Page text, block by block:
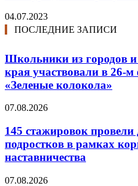
04.07.2023
ПОСЛЕДНИЕ ЗАПИСИ
Школьники из городов
края участвовали в 26-м
«Зеленые колокола»
07.08.2026
145 стажировок провели
подростков в рамках
наставничества
07.08.2026